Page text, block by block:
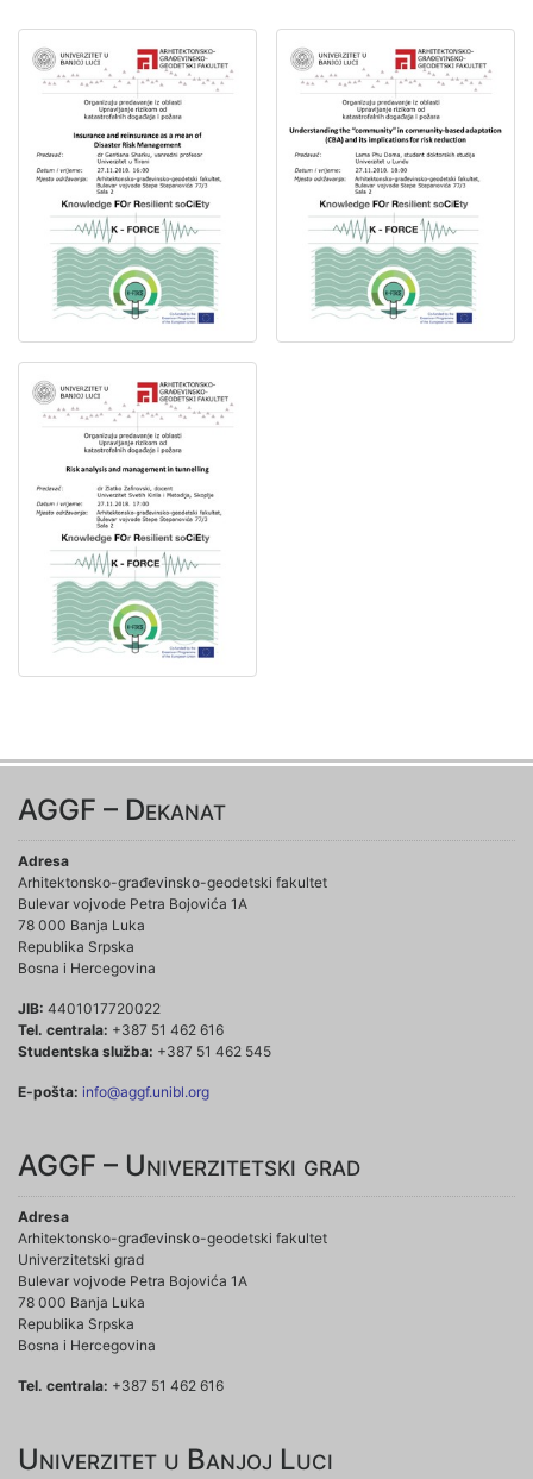
AGGF – Dekanat
Adresa
Arhitektonsko-građevinsko-geodetski fakultet
Bulevar vojvode Petra Bojovića 1A
78 000 Banja Luka
Republika Srpska
Bosna i Hercegovina
JIB: 4401017720022
Tel. centrala: +387 51 462 616
Studentska služba: +387 51 462 545
E-pošta: info@aggf.unibl.org
AGGF – Univerzitetski grad
Adresa
Arhitektonsko-građevinsko-geodetski fakultet
Univerzitetski grad
Bulevar vojvode Petra Bojovića 1A
78 000 Banja Luka
Republika Srpska
Bosna i Hercegovina
Tel. centrala: +387 51 462 616
Univerzitet u Banjoj Luci